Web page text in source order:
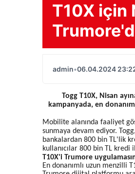
T10X için
admin•06.04.2024
Togg T10X, Nisan
kampanyada, en
Mobilite alanında faaliyet
sunmaya devam ediyor.
bankalardan 800 bin TL'lik
kullanıcılar 800 bin TL
T10X'i Trumore
En donanımlı uzun menzilli